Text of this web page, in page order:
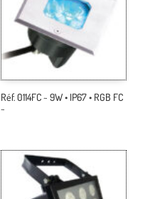
Réf. 0114FC ~ 9W • IP67 • RGB FC
~